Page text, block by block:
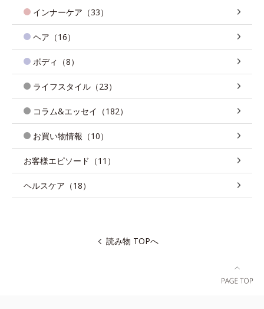
インナーケア（33）
ヘア（16）
ボディ（8）
ライフスタイル（23）
コラム&エッセイ（182）
お買い物情報（10）
お客様エピソード（11）
ヘルスケア（18）
読み物 TOPへ